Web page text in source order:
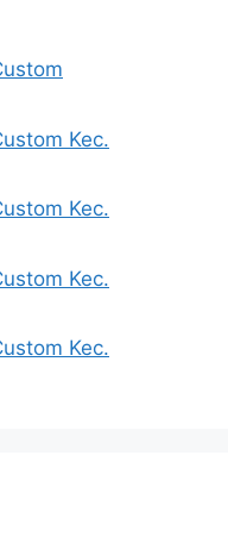
Kec.
Kec.
Kec.
Kec.